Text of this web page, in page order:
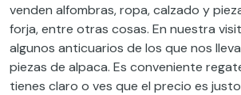
venden alfombras, ropa, calzado y
forja, entre otras cosas. En nuestra
algunos anticuarios de los que nos
piezas de alpaca. Es conveniente
tienes claro o ves que el precio es